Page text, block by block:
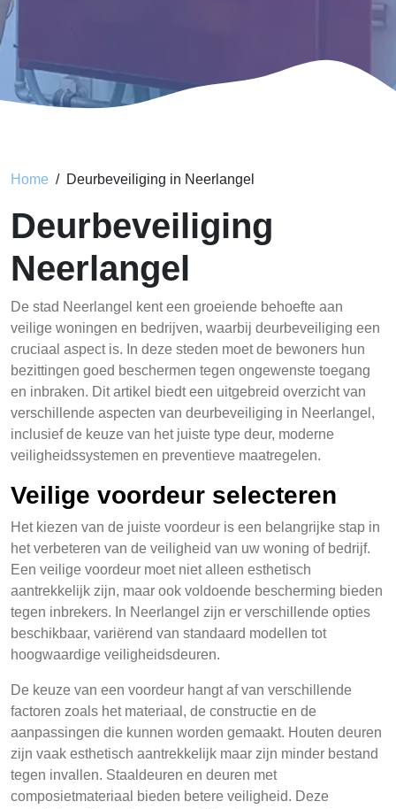
Home Deurbeveiliging in Neerlangel
Deurbeveiliging
Neerlangel
De stad Neerlangel kent een groeiende behoefte aan
veilige woningen en bedrijven, waarbij deurbeveiliging een
cruciaal aspect is. In deze steden moet de bewoners hun
bezittingen goed beschermen tegen ongewenste toegang
en inbraken. Dit artikel biedt een uitgebreid overzicht van
verschillende aspecten van deurbeveiliging in Neerlangel,
inclusief de keuze van het juiste type deur, moderne
veiligheidssystemen en preventieve maatregelen.
Veilige voordeur selecteren
Het kiezen van de juiste voordeur is een belangrijke stap in
het verbeteren van de veiligheid van uw woning of bedrijf.
Een veilige voordeur moet niet alleen esthetisch
aantrekkelijk zijn, maar ook voldoende bescherming bieden
tegen inbrekers. In Neerlangel zijn er verschillende opties
beschikbaar, variërend van standaard modellen tot
hoogwaardige veiligheidsdeuren.
De keuze van een voordeur hangt af van verschillende
factoren zoals het materiaal, de constructie en de
aanpassingen die kunnen worden gemaakt. Houten deuren
zijn vaak esthetisch aantrekkelijk maar zijn minder bestand
tegen invallen. Staaldeuren en deuren met
composietmateriaal bieden betere veiligheid. Deze